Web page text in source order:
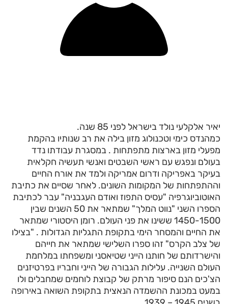
יאיר אלקלעי נולד בישראל לפני 85 שנה.
כמהנדס כימי וטכנולוג מזון בילה את רב שנותיו בהקמת
מפעלי מזון בארצות מתפתחות . במסגרת עבודתו נדד
בעולם ונפגש עם ראשי השבטים ואנשי תעשיה חקלאית
בעיקר באפריקה ודרום אמריקה ולמד את אורח החיים
וההתפתחות של המקומות השונים. לאחר שסיים את כתיבת
האוטוביוגרפיה "עסיס התפוז ואודם העגבניה" עבר לכתיבת
הספרו השני "נווט המלך" שמתאר את 50 השנים שבין
1450-1500 ששינו את פני העולם. רומן היסטורי שמתאר
את החיים והמסחר הימי בתקופת התגליות הגדולות . "בצילו
של צלב הקרס" זהו ספרו השלישי שמתאר את חייהם
והישרדותם של חותנו הייני שטיאסני ומשפחתו במלחמת
העולם השנייה. עלילות הגבורה של הייני וחבריו בפרטיזנים
הצ'כים הנם סיפור מרתק של קבוצת לוחמים שמחבלים ולו
במעט במכונת ההשמדה הנאצית בתקופת השואה באירופה